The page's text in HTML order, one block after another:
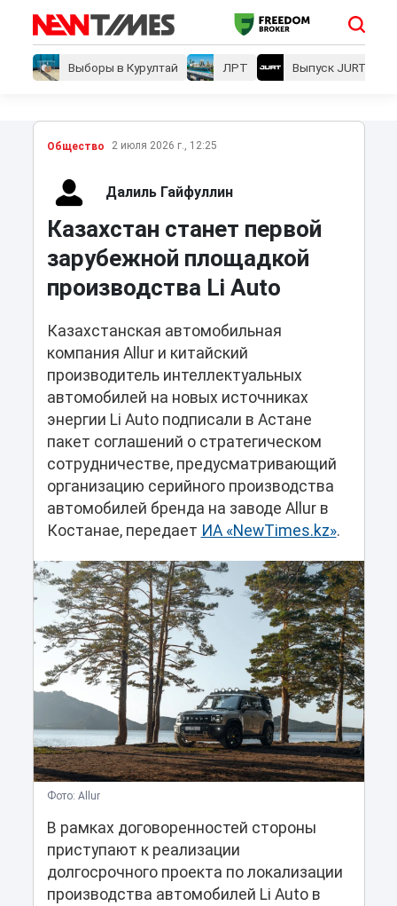
Выборы в Курултай ЛРТ Выпуск JURT
Общество 2 июля 2026 г., 12:25
Далиль Гайфуллин
Казахстан станет первой
зарубежной площадкой
производства Li Auto
Казахстанская автомобильная
компания Allur и китайский
производитель интеллектуальных
автомобилей на новых источниках
энергии Li Auto подписали в Астане
пакет соглашений о стратегическом
сотрудничестве, предусматривающий
организацию серийного производства
автомобилей бренда на заводе Allur в
Костанае, передает ИА «NewTimes.kz».
Фото: Allur
В рамках договоренностей стороны
приступают к реализации
долгосрочного проекта по локализации
производства автомобилей Li Auto в